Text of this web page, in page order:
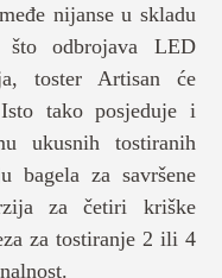
nijanse u skladu
što odbrojava LED
toster Artisan će
tako posjeduje i
ukusnih tostiranih
bagela za savršene
za četiri kriške
za tostiranje 2 ili 4